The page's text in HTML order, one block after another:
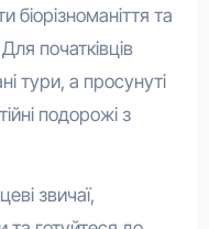
біорізноманіття та
початківців
тури, а просунуті
подорожі з
звичаї,